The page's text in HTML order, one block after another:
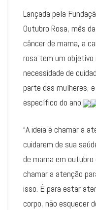
Lançada pela
Outubro Rosa, mês
câncer de mama, a
rosa tem um objetivo
necessidade de
parte das mulheres,
específico do ano.
“A ideia é chamar a
cuidarem de sua
de mama em
chamar a atenção
isso. É para estar
corpo, não esquecer